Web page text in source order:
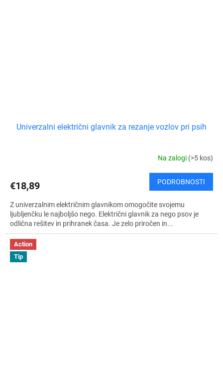
Univerzalni električni glavnik za rezanje vozlov pri psih
Na zalogi (>5 kos)
€18,89 PODROBNOSTI
Z univerzalnim električnim glavnikom omogočite svojemu
ljubljenčku le najboljšo nego. Električni glavnik za nego psov je
odlična rešitev in prihranek časa. Je zelo priročen in...
Action
Tip